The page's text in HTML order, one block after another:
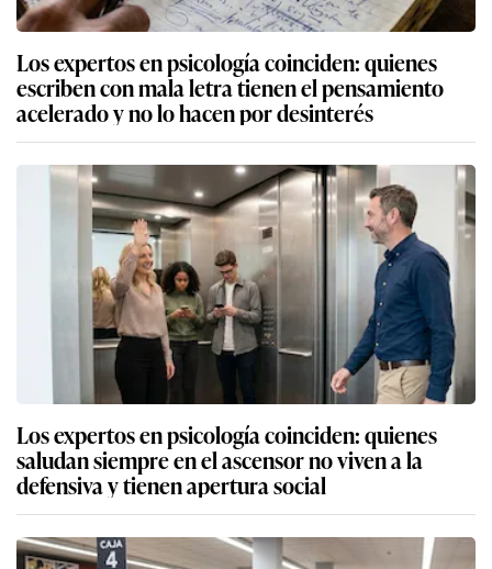
Los expertos en psicología coinciden: quienes
escriben con mala letra tienen el pensamiento
acelerado y no lo hacen por desinterés
Los expertos en psicología coinciden: quienes
saludan siempre en el ascensor no viven a la
defensiva y tienen apertura social